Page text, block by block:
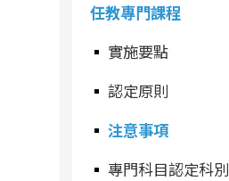
任教專門課程
實施要點
認定原則
注意事項
專門科目認定科別